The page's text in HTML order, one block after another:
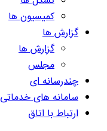
کمیسیون ها
گزارش ها
گزارش ها
مجلس
چندرسانه ای
سامانه های خدماتی
ارتباط با اتاق